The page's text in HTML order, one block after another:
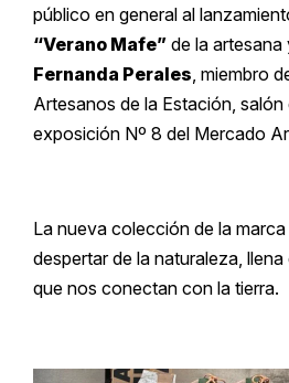
público en general al
“Verano Mafe” de la
Fernanda Perales, miembro
Artesanos de la Estación,
exposición Nº 8 del Mercado
La nueva colección de la
despertar de la naturaleza,
que nos conectan con la tierra.